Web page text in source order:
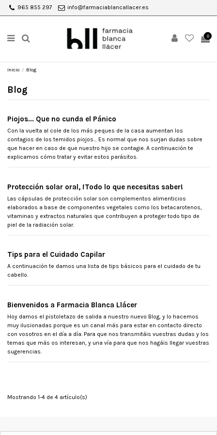
965 855 297 info@farmaciablancallacer.es
0
Inicio Blog
Blog
Piojos... Que no cunda el Pánico
Con la vuelta al cole de los más peques de la casa aumentan los
contagios de los temidos piojos… Es normal que nos surjan dudas sobre
que hacer en caso de que nuestro hijo se contagie. A continuación te
explicamos cómo tratar y evitar estos parásitos.
Protección solar oral, ¡Todo lo que necesitas saber!
Las cápsulas de protección solar son complementos alimenticios
elaborados a base de componentes vegetales como los betacarotenos,
vitaminas y extractos naturales que contribuyen a proteger todo tipo de
piel de la radiación solar.
Tips para el Cuidado Capilar
A continuación te damos una lista de tips básicos para el cuidado de tu
cabello.
Bienvenidos a Farmacia Blanca Llácer
Hoy damos el pistoletazo de salida a nuestro nuevo Blog, y lo hacemos
muy ilusionadas porque es un canal más para estar en contacto directo
con vosotros en el día a día. Para que nos transmitáis vuestras dudas y los
temas que más os interesan, y una vía para que nos hagáis llegar vuestras
sugerencias.
Mostrando 1-4 de 4 artículo(s)